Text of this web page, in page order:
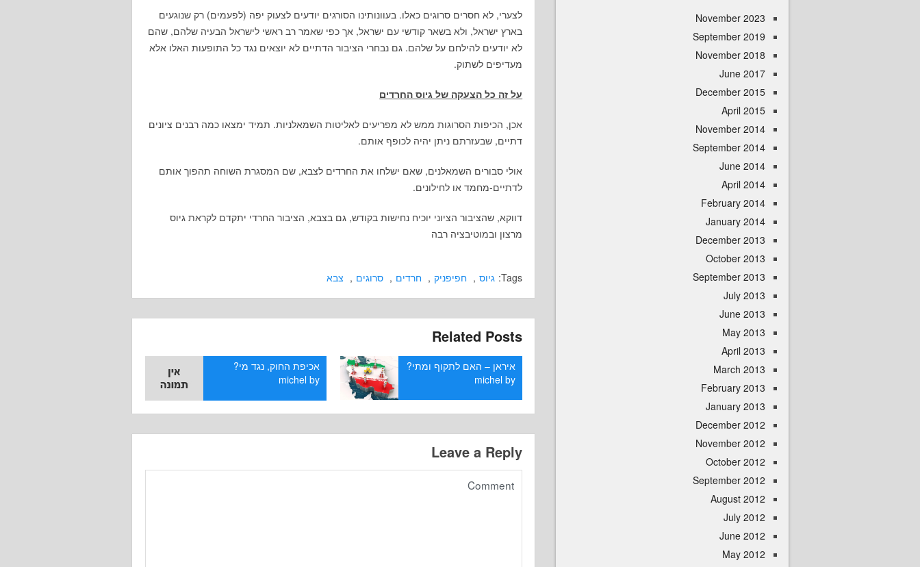
לצערי, לא חסרים סרוגים כאלו. בעוונותינו הסורגים יודעים לצעוק יפה (לפעמים) רק שנוגעים
בארץ ישראל, ולא בשאר קודשי עם ישראל, אך כפי שאמר רב ראשי לישראל הבעיה שלהם, שהם
לא יודעים להילחם על שלהם. גם נבחרי הציבור הדתיים לא יוצאים נגד כל התופעות האלו אלא
מעדיפים לשתוק.
על זה כל הצעקה של גיוס החרדים
אכן, הכיפות הסרוגות ממש לא מפריעים לאליטות השמאלניות. תמיד ימצאו כמה רבנים ציונים
דתיים, שבעזרתם ניתן יהיה לכופף אותם.
אולי סבורים השמאלנים, שאם ישלחו את החרדים לצבא, שם המסגרת השוחה תהפוך אותם
לדתיים-מחמד או לחילונים.
דווקא, שהציבור הציוני יוכיח נחישות בקודש, גם בצבא, הציבור החרדי יתקדם לקראת גיוס
מרצון ובמוטיבציה רבה
Tags: גיוס , חפיפניק , חרדים , סרוגים , צבא
Related Posts
איראן – האם לתקוף ומתי?
by
michel
אכיפת החוק, נגד מי?
by
michel
Leave a Reply
November 2023
September 2019
November 2018
June 2017
December 2015
April 2015
November 2014
September 2014
June 2014
April 2014
February 2014
January 2014
December 2013
October 2013
September 2013
July 2013
June 2013
May 2013
April 2013
March 2013
February 2013
January 2013
December 2012
November 2012
October 2012
September 2012
August 2012
July 2012
June 2012
May 2012